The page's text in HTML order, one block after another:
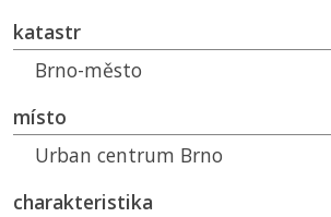
katastr
Brno-město
místo
Urban centrum Brno
charakteristika